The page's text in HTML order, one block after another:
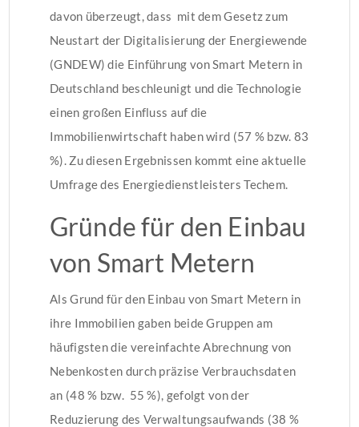
davon überzeugt, dass mit dem Gesetz zum
Neustart der Digitalisierung der Energiewende
(GNDEW) die Einführung von Smart Metern in
Deutschland beschleunigt und die Technologie
einen großen Einfluss auf die
Immobilienwirtschaft haben wird (57 % bzw. 83
%). Zu diesen Ergebnissen kommt eine aktuelle
Umfrage des Energiedienstleisters Techem.
Gründe für den Einbau
von Smart Metern
Als Grund für den Einbau von Smart Metern in
ihre Immobilien gaben beide Gruppen am
häufigsten die vereinfachte Abrechnung von
Nebenkosten durch präzise Verbrauchsdaten
an (48 % bzw. 55 %), gefolgt von der
Reduzierung des Verwaltungsaufwands (38 %